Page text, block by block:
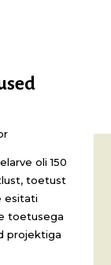
oli 150
toetust
esitati
toetusega
projektiga